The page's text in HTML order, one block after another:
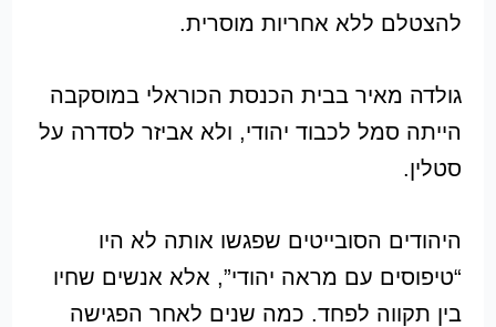
להצטלם ללא אחריות מוסרית.
גולדה מאיר בבית הכנסת הכוראלי במוסקבה
הייתה סמל לכבוד יהודי, ולא אביזר לסדרה על
סטלין.
היהודים הסובייטים שפגשו אותה לא היו
“טיפוסים עם מראה יהודי”, אלא אנשים שחיו
בין תקווה לפחד. כמה שנים לאחר הפגישה